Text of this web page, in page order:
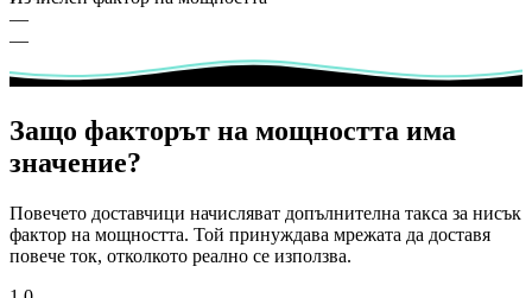
—
—
Защо факторът на мощността има
значение?
Повечето доставчици начисляват допълнителна такса за нисък
фактор на мощността. Той принуждава мрежата да доставя
повече ток, отколкото реално се използва.